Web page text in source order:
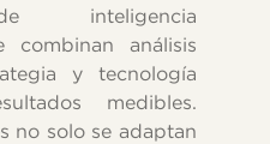
inteligencia
combinan análisis
y tecnología
medibles.
no solo se adaptan